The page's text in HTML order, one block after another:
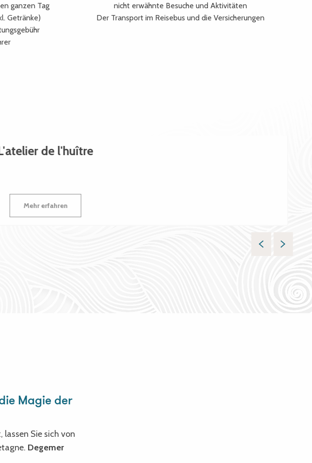
ganzen Tag
Getränke)
nicht erwähnte Besuche und Aktivitäten
Der Transport im Reisebus und die Versicherungen
de l'huître
Mehr erfahren
Magie der
Sie sich von
Degemer